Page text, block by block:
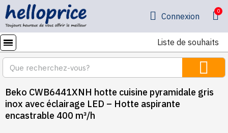
Connexion
Liste de souhaits
Beko CWB6441XNH hotte cuisine pyramidale gris
inox avec éclairage LED – Hotte aspirante
encastrable 400 m³/h